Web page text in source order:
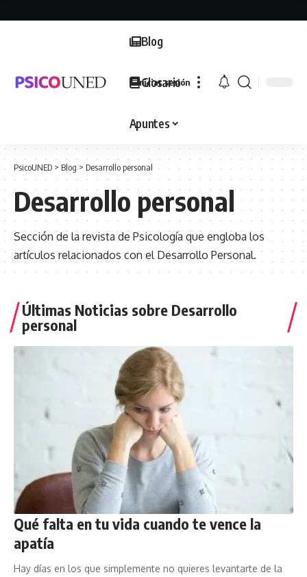
Blog
Glosario
Apuntes
Iniciar sesión
PsicoUNED > Blog> Desarrollo personal
Desarrollo personal
Sección de la revista de Psicología que engloba los
artículos relacionados con el Desarrollo Personal.
Últimas Noticias sobre Desarrollo
personal
Qué falta en tu vida cuando te vence la
apatía
Hay días en los que simplemente no quieres levantarte de la